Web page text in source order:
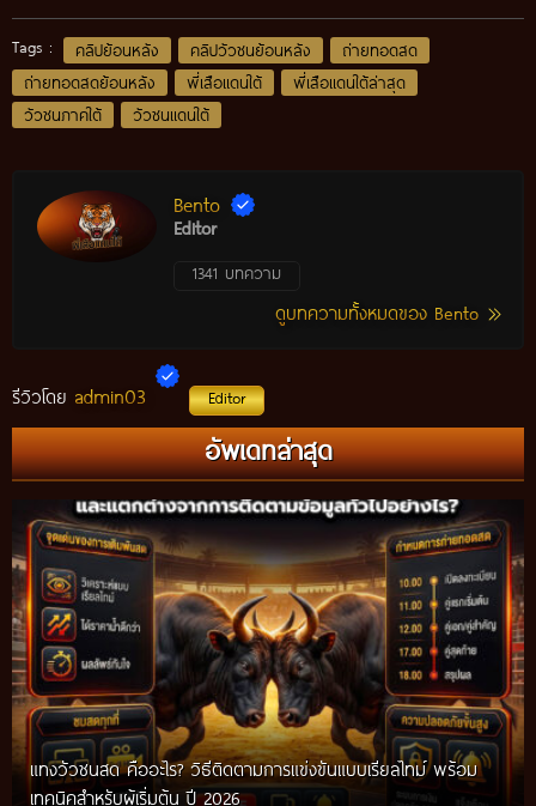
Tags : คลิปย้อนหลัง คลิปวัวชนย้อนหลัง
ถ่ายทอดสด
ถ่ายทอดสดย้อนหลัง
พี่เสือแดนใต้
พี่เสือแดนใต้ล่าสุด
วัวชนภาคใต้
วัวชนแดนใต้
Bento
Editor
1341 บทความ
ดูบทความทั้งหมดของ Bento
รีวิวโดย admin03 Editor
อัพเดทล่าสุด
แทงวัวชนสด คืออะไร? วิธีติดตามการแข่งขันแบบเรียลไทม์ พร้อม
เทคนิคสำหรับผู้เริ่มต้น ปี 2026